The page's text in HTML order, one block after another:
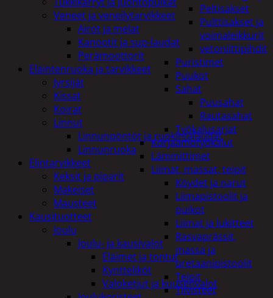
Peltisakset
Pulttisakset ja
voimaleikkurit
vetoniittipihdit
Puristimet
Puukot
Sahat
Puusahat
Rautasahat
Työkalusarjat
Korjaamotyökalut
Lämmittimet
Liimat, massat, teipit
Köydet ja narut
Liimapistoolit ja
puikot
Liimat ja lukitteet
Rasvaprässit,
massa ja
uretaanipistoolit
Teipit
Tiivisteet
Veneet ja veneilytarvikkeet
Airot ja melat
Kanootit ja sup-laudat
Perämoottorit
Eläintenruoka ja tarvikkeet
Jyrsijät
Kissat
Koirat
Linnut
Linnunpöntöt ja ruokintalaudat
Linnunruoka
Elintarvikkeet
Keksit ja piparit
Makeiset
Mausteet
Kausituotteet
Joulu
Joulu- ja kausivalot
Eläimet ja tontut
Kyntteliköt
Valoketjut ja kuusenvalot